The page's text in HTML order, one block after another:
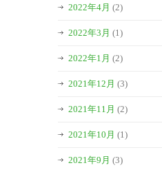
2022年4月 (2)
2022年3月 (1)
2022年1月 (2)
2021年12月 (3)
2021年11月 (2)
2021年10月 (1)
2021年9月 (3)